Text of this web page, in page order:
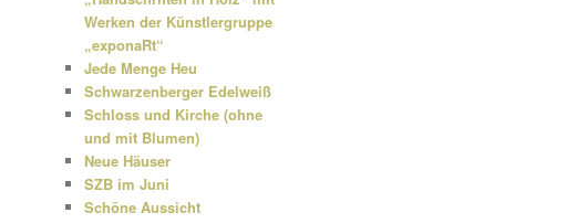
Werken der Künstlergruppe
„exponaRt“
Jede Menge Heu
Schwarzenberger Edelweiß
Schloss und Kirche (ohne
und mit Blumen)
Neue Häuser
SZB im Juni
Schöne Aussicht